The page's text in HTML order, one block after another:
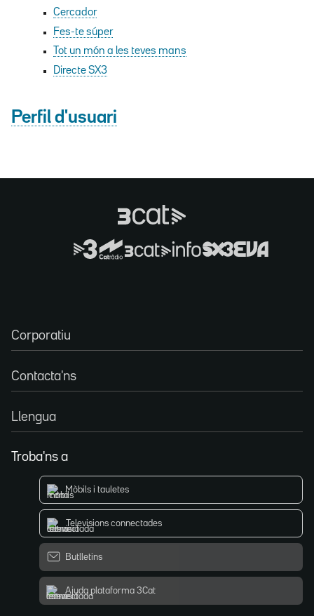
Cercador
Fes-te súper
Tot un món a les teves mans
Directe SX3
Perfil d'usuari
Corporatiu
Contacta'ns
Llengua
Troba'ns a
Mòbils i tauletes
Televisions connectades
Butlletins
Ajuda plataforma 3Cat